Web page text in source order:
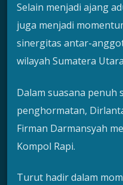
Selain menjadi ajang
juga menjadi
sinergitas antar-
wilayah Sumatera
Dalam suasana penuh
penghormatan,
Firman Darmansyah
Kompol Rapi.
Turut hadir dalam